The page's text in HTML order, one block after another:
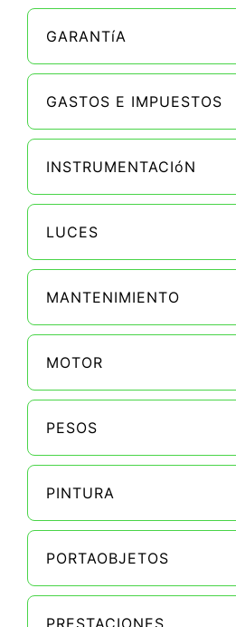
GARANTíA
GASTOS E IMPUESTOS
INSTRUMENTACIóN
LUCES
MANTENIMIENTO
MOTOR
PESOS
PINTURA
PORTAOBJETOS